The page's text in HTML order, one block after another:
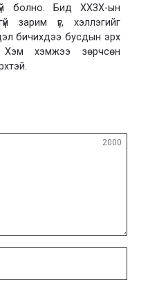
болно. Бид ХХЗХ-ын
зарим үг, хэллэгийг
бичихдээ бусдын эрх
Хэм хэмжээ зөрчсөн
2000